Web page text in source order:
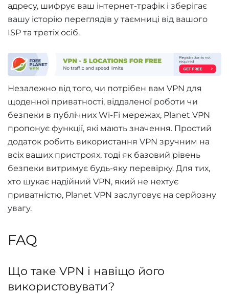
адресу, шифрує ваш інтернет-трафік і зберігає
вашу історію переглядів у таємниці від вашого
ISP та третіх осіб.
Незалежно від того, чи потрібен вам VPN для
щоденної приватності, віддаленої роботи чи
безпеки в публічних Wi-Fi мережах, Planet VPN
пропонує функції, які мають значення. Простий
додаток робить використання VPN зручним на
всіх ваших пристроях, тоді як базовий рівень
безпеки витримує будь-яку перевірку. Для тих,
хто шукає надійний VPN, який не нехтує
приватністю, Planet VPN заслуговує на серйозну
увагу.
FAQ
Що таке VPN і навіщо його
використовувати?